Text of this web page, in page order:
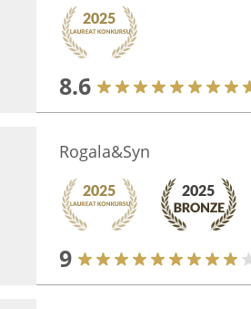
8.6
Rogala&Syn
9